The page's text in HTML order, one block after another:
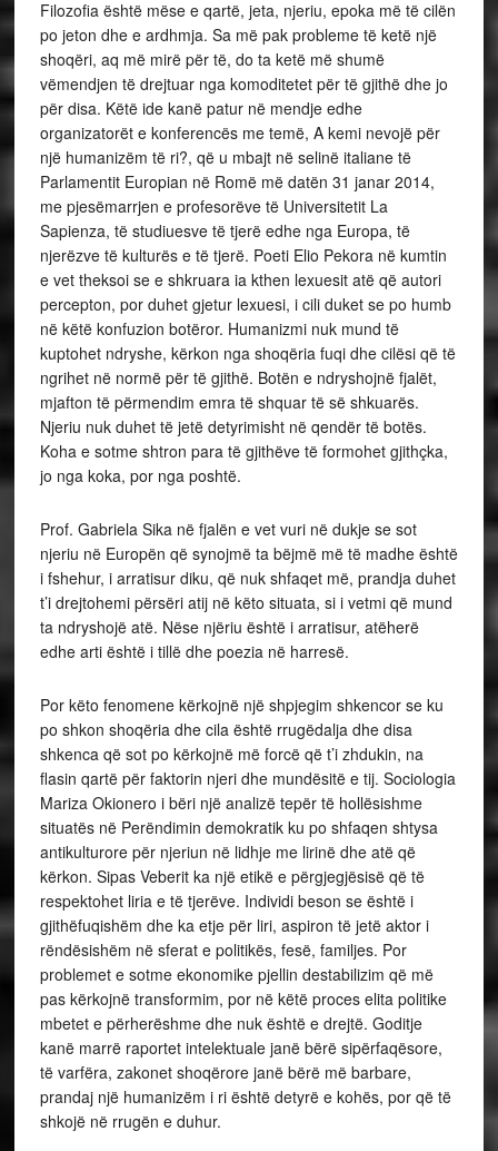
Filozofia është mëse e qartë, jeta, njeriu, epoka më të cilën
po jeton dhe e ardhmja. Sa më pak probleme të ketë një
shoqëri, aq më mirë për të, do ta ketë më shumë
vëmendjen të drejtuar nga komoditetet për të gjithë dhe jo
për disa. Këtë ide kanë patur në mendje edhe
organizatorët e konferencës me temë, A kemi nevojë për
një humanizëm të ri?, që u mbajt në selinë italiane të
Parlamentit Europian në Romë më datën 31 janar 2014,
me pjesëmarrjen e profesorëve të Universitetit La
Sapienza, të studiuesve të tjerë edhe nga Europa, të
njerëzve të kulturës e të tjerë. Poeti Elio Pekora në kumtin
e vet theksoi se e shkruara ia kthen lexuesit atë që autori
percepton, por duhet gjetur lexuesi, i cili duket se po humb
në këtë konfuzion botëror. Humanizmi nuk mund të
kuptohet ndryshe, kërkon nga shoqëria fuqi dhe cilësi që të
ngrihet në normë për të gjithë. Botën e ndryshojnë fjalët,
mjafton të përmendim emra të shquar të së shkuarës.
Njeriu nuk duhet të jetë detyrimisht në qendër të botës.
Koha e sotme shtron para të gjithëve të formohet gjithçka,
jo nga koka, por nga poshtë.
Prof. Gabriela Sika në fjalën e vet vuri në dukje se sot
njeriu në Europën që synojmë ta bëjmë më të madhe është
i fshehur, i arratisur diku, që nuk shfaqet më, prandja duhet
t’i drejtohemi përsëri atij në këto situata, si i vetmi që mund
ta ndryshojë atë. Nëse njëriu është i arratisur, atëherë
edhe arti është i tillë dhe poezia në harresë.
Por këto fenomene kërkojnë një shpjegim shkencor se ku
po shkon shoqëria dhe cila është rrugëdalja dhe disa
shkenca që sot po kërkojnë më forcë që t’i zhdukin, na
flasin qartë për faktorin njeri dhe mundësitë e tij. Sociologia
Mariza Okionero i bëri një analizë tepër të hollësishme
situatës në Perëndimin demokratik ku po shfaqen shtysa
antikulturore për njeriun në lidhje me lirinë dhe atë që
kërkon. Sipas Veberit ka një etikë e përgjegjësisë që të
respektohet liria e të tjerëve. Individi beson se është i
gjithëfuqishëm dhe ka etje për liri, aspiron të jetë aktor i
rëndësishëm në sferat e politikës, fesë, familjes. Por
problemet e sotme ekonomike pjellin destabilizim që më
pas kërkojnë transformim, por në këtë proces elita politike
mbetet e përherëshme dhe nuk është e drejtë. Goditje
kanë marrë raportet intelektuale janë bërë sipërfaqësore,
të varfëra, zakonet shoqërore janë bërë më barbare,
prandaj një humanizëm i ri është detyrë e kohës, por që të
shkojë në rrugën e duhur.